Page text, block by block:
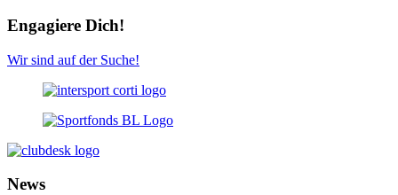
Engagiere Dich!
Wir sind auf der Suche!
News